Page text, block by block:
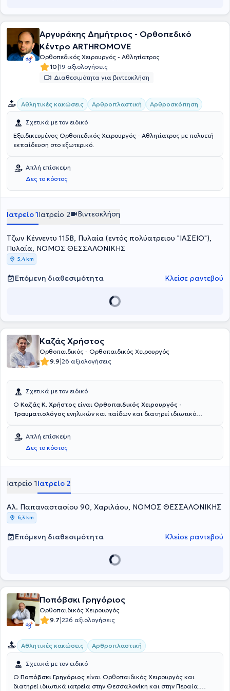
Αργυράκης Δημήτριος - Ορθοπεδικό
Κέντρο ARTHROMOVE
Ορθοπεδικός Χειρουργός - Αθλητίατρος
10|19 αξιολογήσεις
Διαθεσιμότητα για βιντεοκλήση
Αθλητικές κακώσεις Αρθροπλαστική Αρθροσκόπηση
Σχετικά με τον ειδικό
Εξειδικευμένος Ορθοπεδικός Χειρουργός - Αθλητίατρος με πολυετή
εκπαίδευση στο εξωτερικό.
Απλή επίσκεψη
Δες το κόστος
Ιατρείο 1Ιατρείο 2 Βιντεοκλήση
Τζων Κέννεντυ 115Β, Πυλαία (εντός πολύατρειου "ΙΑΣΕΙΟ"),
Πυλαία, ΝΟΜΟΣ ΘΕΣΣΑΛΟΝΙΚΗΣ
5,4 km
Επόμενη διαθεσιμότητα Κλείσε ραντεβού
Καζάς Χρήστος
Ορθοπαιδικός - Ορθοπαιδικός Χειρουργός
9.9|26 αξιολογήσεις
Σχετικά με τον ειδικό
Ο Καζάς Κ. Χρήστος είναι Ορθοπαιδικός Χειρουργός -
Τραυματιολόγος ενηλικών και παίδων και διατηρεί ιδιωτικό
Δημοκρίτειου Πανεπιστημίου Θράκης με έδρα την Αλεξανδρούπολη​
και κάτοχος Μεταπτυχιακού τίτλου σπουδών " Κλινική Χειρουργική
Ανατομία" στην Ιατρική Σχολή του ίδιου οργανισμού. Ολοκλήρωσε
την ειδικότητα Ορθοπαιδικής & Τραυματολογίας στην Β’
συνέχεια μετέβη στο Ηνωμένο Βασίλειο για να εργαστεί ως Senior
Clinical Fellow in Paediatric Trauma & Orthopaedics στο
να εργαστεί στο Leeds General Infirmary. Σήμερα στο ιδιωτικό του
ιατρείο αναλαμβάνει περιστατικά Τραυματιολογίας Παιδιών,
Παιδοορθοπαιδικής,Ορθοπαιδικής Ενηλίκων καθώς και
Τραυματιολογίας ενηλίκων.
Απλή επίσκεψη
Δες το κόστος
Ιατρείο 1Ιατρείο 2
Αλ. Παπαναστασίου 90, Χαριλάου, ΝΟΜΟΣ ΘΕΣΣΑΛΟΝΙΚΗΣ
6,3 km
Επόμενη διαθεσιμότητα Κλείσε ραντεβού
Ποπόβσκι Γρηγόριος
Ορθοπαιδικός Χειρουργός
9.7|226 αξιολογήσεις
Αθλητικές κακώσεις Αρθροπλαστική
Σχετικά με τον ειδικό
Ο Ποπόβσκι Γρηγόριος είναι Ορθοπαιδικός Χειρουργός και
διατηρεί ιδιωτικά ιατρεία στην Θεσσαλονίκη και στην Περαία.